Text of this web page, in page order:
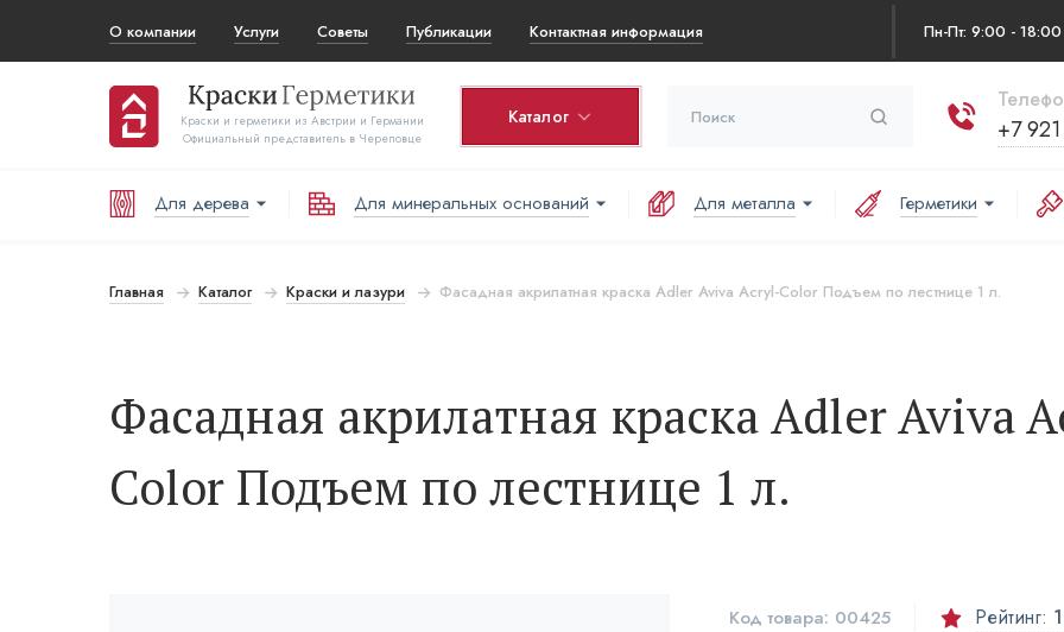
О компании Услуги Советы Публикации Контактная информация Пн-Пт: 9:00 - 18:00
Краски и герметики из Австрии и Германии
Официальный представитель в Череповце
Каталог +7
Корзина
Для дерева Для минеральных оснований Для металла Герметики
Главная Каталог Краски и лазури Фасадная акрилатная краска Adler Aviva Acryl-Color Подъем по лестнице 1 л.
Фасадная акрилатная краска Adler Aviva
Color Подъем по лестнице 1 л.
Код товара: 00425 Рейтинг: